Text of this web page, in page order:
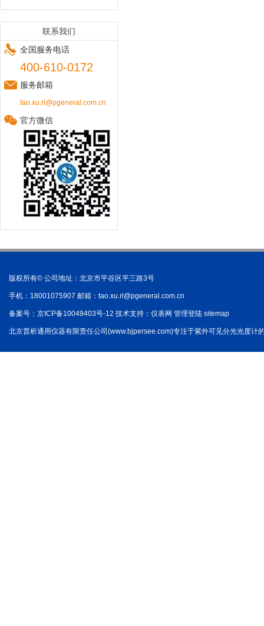
联系我们
全国服务电话
400-610-0172
服务邮箱
tao.xu.rl@pgeneral.com.cn
官方微信
版权所有© 公司地址：北京市平谷区平三路3号
手机：18001075907 邮箱： tao.xu.rl@pgeneral.com.cn
备案号： 京ICP备10049403号-12 技术支持： 仪表网 管理登陆 sitemap
北京普析通用仪器有限责任公司(www.bjpersee.com)专注于紫外可见分光光度计